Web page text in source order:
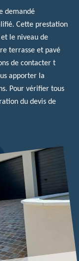
demandé
Cette prestation
le niveau de
terrasse et pavé
de contacter t
apporter la
Pour vérifier tous
du devis de